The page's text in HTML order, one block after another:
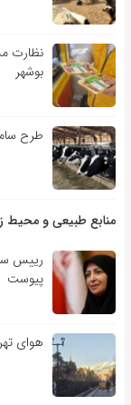
نظارت
بوشهر
طرح
منابع طبیعی و
رییس
پیوست
هوای